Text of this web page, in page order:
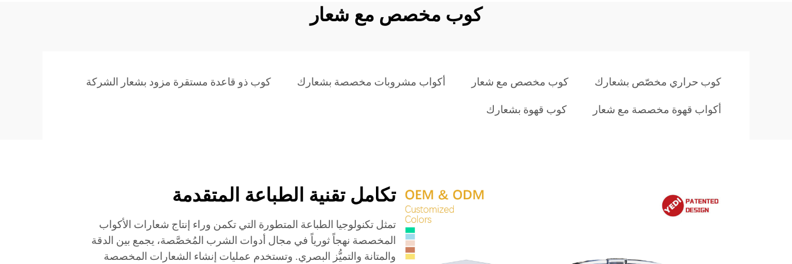
كوب مخصص مع شعار
كوب حراري مخصّص بشعارك كوب مخصص مع شعار أكواب مشروبات مخصصة بشعارك كوب ذو قاعدة مستقرة مزود بشعار الشركة
أكواب قهوة مخصصة مع شعار كوب قهوة بشعارك
تكامل تقنية الطباعة المتقدمة
تمثل تكنولوجيا الطباعة المتطورة التي تكمن وراء إنتاج شعارات الأكواب
المخصصة نهجاً ثورياً في مجال أدوات الشرب المُخصَّصة، يجمع بين الدقة
والمتانة والتميُّز البصري. وتستخدم عمليات إنشاء الشعارات المخصصة